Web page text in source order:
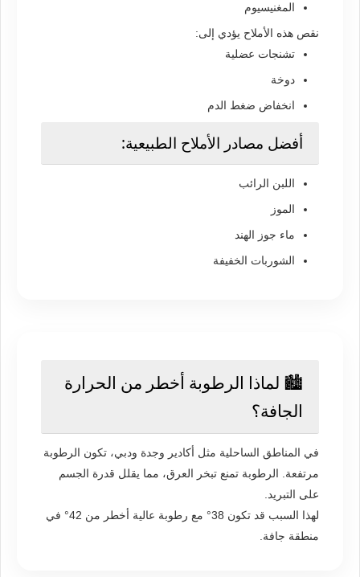
المغنيسيوم
نقص هذه الأملاح يؤدي إلى:
تشنجات عضلية
دوخة
انخفاض ضغط الدم
أفضل مصادر الأملاح الطبيعية:
اللبن الرائب
الموز
ماء جوز الهند
الشوربات الخفيفة
🏙️ لماذا الرطوبة أخطر من الحرارة
الجافة؟
في المناطق الساحلية مثل أكادير وجدة ودبي، تكون الرطوبة
مرتفعة. الرطوبة تمنع تبخر العرق، مما يقلل قدرة الجسم
على التبريد.
لهذا السبب قد تكون 38° مع رطوبة عالية أخطر من 42° في
منطقة جافة.